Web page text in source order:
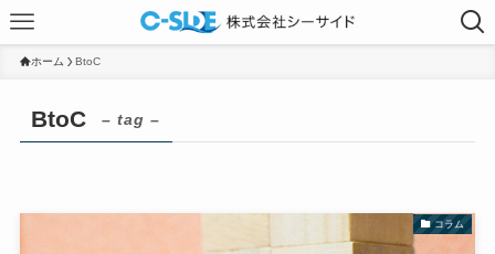
ホーム BtoC
BtoC – tag –
コラム